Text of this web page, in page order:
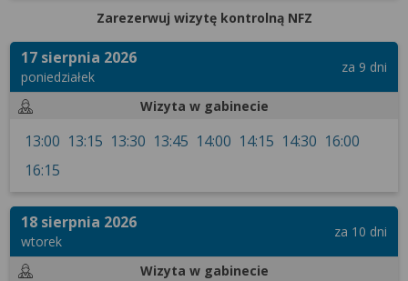
Zarezerwuj wizytę kontrolną NFZ
17 sierpnia 2026
poniedziałek
za 9 dni
Wizyta w gabinecie
13:00 13:15 13:30 13:45 14:00 14:15 14:30 16:00
16:15
18 sierpnia 2026
wtorek
za 10 dni
Wizyta w gabinecie
wyrazić zgodę na przetwarzanie przez nas i
naszych partnerów Twoich danych w
powyższych celach.
wyrażoną zgodę możesz w każdej chwili cofnąć,
możesz też wycofać zgodę na przetwarzanie Twoich
danych tylko w niektórych celach. Jeżeli chcesz
dowiedzieć się więcej lub chcesz przeprowadzić
konfigurację szczegółową, to możesz tego dokonać
za pomocą „Ustawień zaawansowanych”.